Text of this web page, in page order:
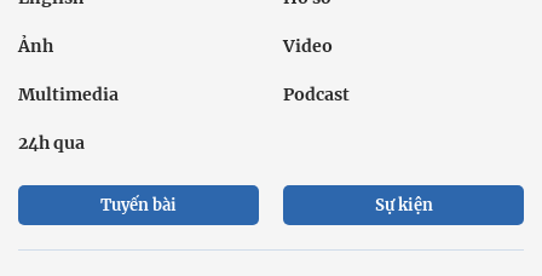
Ảnh Video
Multimedia Podcast
24h qua
Tuyến bài Sự kiện